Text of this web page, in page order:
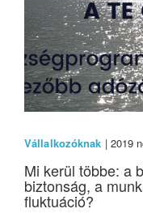
Vállalkozóknak | 2019
Mi kerül többe: a
biztonság, a
fluktuáció?